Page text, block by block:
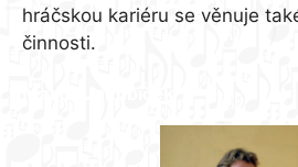
hráčskou kariéru se věnuje
činnosti.